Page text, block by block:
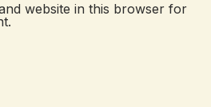
website in this browser for